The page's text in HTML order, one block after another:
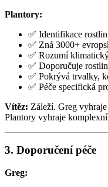
Plantory:
✅ Identifikace
✅ Zná 3000+
✅ Rozumí
✅ Doporučuje
✅ Pokrývá trvalky,
✅ Péče specifická
Vítěz: Záleží. Greg
Plantory vyhraje
3. Doporučení péče
Greg: